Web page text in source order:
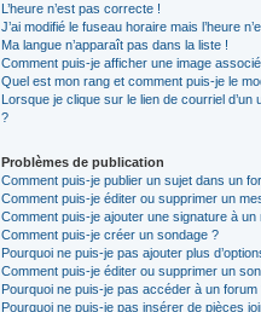
L’heure n’est pas correcte !
J’ai modifié le fuseau horaire mais l’heure
Ma langue n’apparaît pas dans la liste !
Comment puis-je afficher une image
Quel est mon rang et comment puis-je le
Lorsque je clique sur le lien de courriel d’un
?
Problèmes de publication
Comment puis-je publier un sujet dans un
Comment puis-je éditer ou supprimer un
Comment puis-je ajouter une signature à un
Comment puis-je créer un sondage ?
Pourquoi ne puis-je pas ajouter plus
Comment puis-je éditer ou supprimer un
Pourquoi ne puis-je pas accéder à un forum
Pourquoi ne puis-je pas insérer de pièces